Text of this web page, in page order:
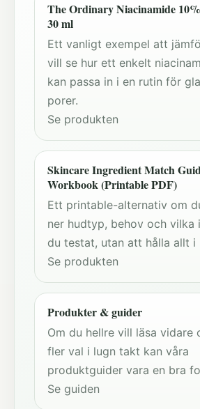
The Ordinary Niacinamide
30 ml
Ett vanligt exempel att
vill se hur ett enkelt
kan passa in i en rutin för
porer.
Se produkten
Skincare Ingredient Match
Workbook (Printable PDF)
Ett printable-alternativ om
ner hudtyp, behov och vilka
du testat, utan att hålla allt i
Se produkten
Produkter & guider
Om du hellre vill läsa vidare
fler val i lugn takt kan våra
produktguider vara en bra
Se guiden